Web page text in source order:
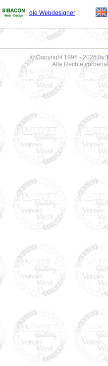
die Webdesigner
© Copyright 1996 - 2026 by
Alle Rechte